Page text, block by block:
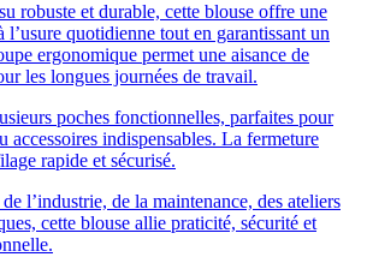
robuste et durable, cette blouse offre une
l’usure quotidienne tout en garantissant un
ergonomique permet une aisance de
les longues journées de travail.
poches fonctionnelles, parfaites pour
accessoires indispensables. La fermeture
rapide et sécurisé.
l’industrie, de la maintenance, des ateliers
cette blouse allie praticité, sécurité et